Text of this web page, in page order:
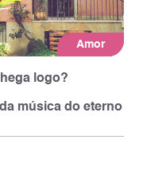
Amor
logo?
música do eterno